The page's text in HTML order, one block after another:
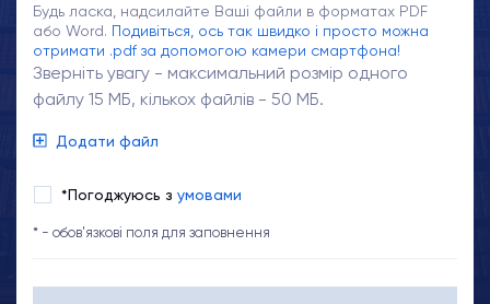
Будь ласка, надсилайте Ваші файли в форматах PDF
або Word. Подивіться, ось так швидко і просто можна
отримати .pdf за допомогою камери смартфона!
Зверніть увагу - максимальний розмір одного
файлу 15 МБ, кількох файлів - 50 МБ.
Додати файл
*Погоджуюсь з умовами
* - обов'язкові поля для заповнення